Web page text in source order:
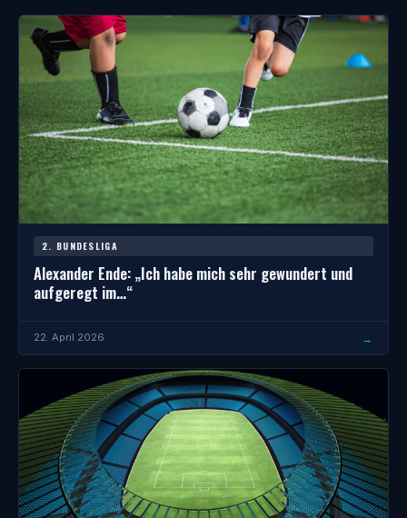
2. BUNDESLIGA
Alexander Ende: „Ich habe mich sehr gewundert und
aufgeregt im…“
22. April 2026 →